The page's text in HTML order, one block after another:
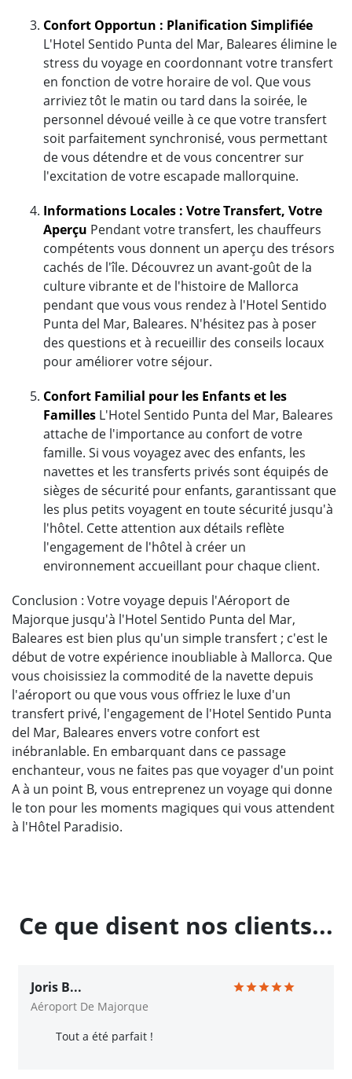
Confort Opportun : Planification Simplifiée
L'Hotel Sentido Punta del Mar, Baleares élimine le
stress du voyage en coordonnant votre transfert
en fonction de votre horaire de vol. Que vous
arriviez tôt le matin ou tard dans la soirée, le
personnel dévoué veille à ce que votre transfert
soit parfaitement synchronisé, vous permettant
de vous détendre et de vous concentrer sur
l'excitation de votre escapade mallorquine.
Informations Locales : Votre Transfert, Votre
Aperçu Pendant votre transfert, les chauffeurs
compétents vous donnent un aperçu des trésors
cachés de l'île. Découvrez un avant-goût de la
culture vibrante et de l'histoire de Mallorca
pendant que vous vous rendez à l'Hotel Sentido
Punta del Mar, Baleares. N'hésitez pas à poser
des questions et à recueillir des conseils locaux
pour améliorer votre séjour.
Confort Familial pour les Enfants et les
Familles L'Hotel Sentido Punta del Mar, Baleares
attache de l'importance au confort de votre
famille. Si vous voyagez avec des enfants, les
navettes et les transferts privés sont équipés de
sièges de sécurité pour enfants, garantissant que
les plus petits voyagent en toute sécurité jusqu'à
l'hôtel. Cette attention aux détails reflète
l'engagement de l'hôtel à créer un
environnement accueillant pour chaque client.
Conclusion : Votre voyage depuis l'Aéroport de
Majorque jusqu'à l'Hotel Sentido Punta del Mar,
Baleares est bien plus qu'un simple transfert ; c'est le
début de votre expérience inoubliable à Mallorca. Que
vous choisissiez la commodité de la navette depuis
l'aéroport ou que vous vous offriez le luxe d'un
transfert privé, l'engagement de l'Hotel Sentido Punta
del Mar, Baleares envers votre confort est
inébranlable. En embarquant dans ce passage
enchanteur, vous ne faites pas que voyager d'un point
A à un point B, vous entreprenez un voyage qui donne
le ton pour les moments magiques qui vous attendent
à l'Hôtel Paradisio.
Ce que disent nos clients...
Joris B...
Aéroport De Majorque
Tout a été parfait !